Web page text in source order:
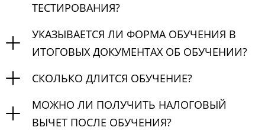
ТЕСТИРОВАНИЯ?
УКАЗЫВАЕТСЯ ЛИ ФОРМА ОБУЧЕНИЯ В
ИТОГОВЫХ ДОКУМЕНТАХ ОБ ОБУЧЕНИИ?
СКОЛЬКО ДЛИТСЯ ОБУЧЕНИЕ?
МОЖНО ЛИ ПОЛУЧИТЬ НАЛОГОВЫЙ
ВЫЧЕТ ПОСЛЕ ОБУЧЕНИЯ?